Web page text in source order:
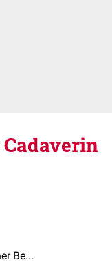
Cadaverin
Nichtmedizinischer Beruf